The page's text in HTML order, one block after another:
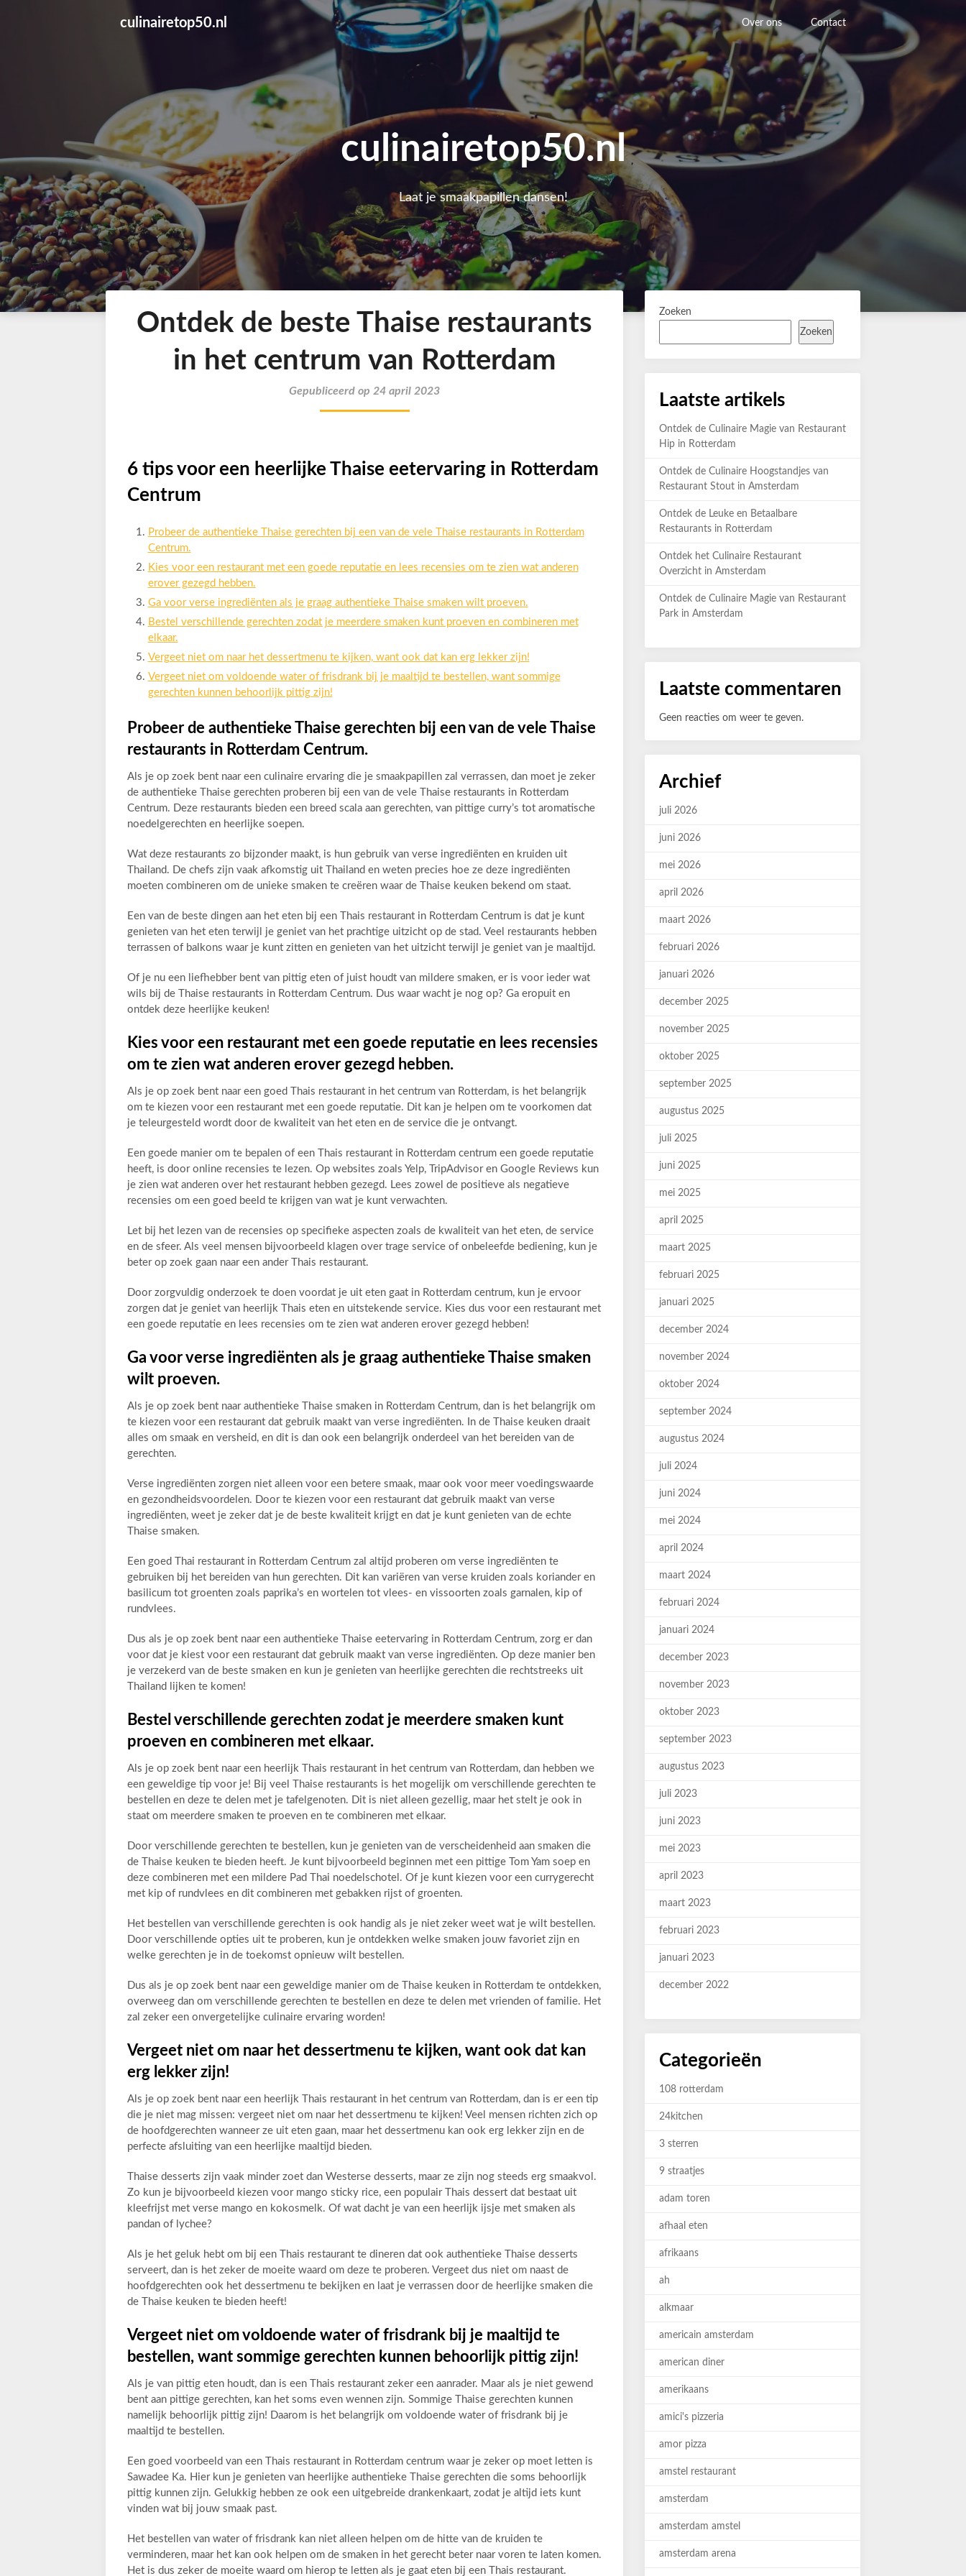
culinairetop50.nl Over ons Contact
culinairetop50.nl
Laat je smaakpapillen dansen!
Ontdek de beste Thaise restaurants
in het centrum van Rotterdam
Gepubliceerd op 24 april 2023
6 tips voor een heerlijke Thaise eetervaring in Rotterdam
Centrum
Probeer de authentieke Thaise gerechten bij een van de vele Thaise restaurants in Rotterdam
Centrum.
Kies voor een restaurant met een goede reputatie en lees recensies om te zien wat anderen
erover gezegd hebben.
Ga voor verse ingrediënten als je graag authentieke Thaise smaken wilt proeven.
Bestel verschillende gerechten zodat je meerdere smaken kunt proeven en combineren met
elkaar.
Vergeet niet om naar het dessertmenu te kijken, want ook dat kan erg lekker zijn!
Vergeet niet om voldoende water of frisdrank bij je maaltijd te bestellen, want sommige
gerechten kunnen behoorlijk pittig zijn!
Probeer de authentieke Thaise gerechten bij een van de vele Thaise
restaurants in Rotterdam Centrum.
Als je op zoek bent naar een culinaire ervaring die je smaakpapillen zal verrassen, dan moet je zeker
de authentieke Thaise gerechten proberen bij een van de vele Thaise restaurants in Rotterdam
Centrum. Deze restaurants bieden een breed scala aan gerechten, van pittige curry’s tot aromatische
noedelgerechten en heerlijke soepen.
Wat deze restaurants zo bijzonder maakt, is hun gebruik van verse ingrediënten en kruiden uit
Thailand. De chefs zijn vaak afkomstig uit Thailand en weten precies hoe ze deze ingrediënten
moeten combineren om de unieke smaken te creëren waar de Thaise keuken bekend om staat.
Een van de beste dingen aan het eten bij een Thais restaurant in Rotterdam Centrum is dat je kunt
genieten van het eten terwijl je geniet van het prachtige uitzicht op de stad. Veel restaurants hebben
terrassen of balkons waar je kunt zitten en genieten van het uitzicht terwijl je geniet van je maaltijd.
Of je nu een liefhebber bent van pittig eten of juist houdt van mildere smaken, er is voor ieder wat
wils bij de Thaise restaurants in Rotterdam Centrum. Dus waar wacht je nog op? Ga eropuit en
ontdek deze heerlijke keuken!
Kies voor een restaurant met een goede reputatie en lees recensies
om te zien wat anderen erover gezegd hebben.
Als je op zoek bent naar een goed Thais restaurant in het centrum van Rotterdam, is het belangrijk
om te kiezen voor een restaurant met een goede reputatie. Dit kan je helpen om te voorkomen dat
je teleurgesteld wordt door de kwaliteit van het eten en de service die je ontvangt.
Een goede manier om te bepalen of een Thais restaurant in Rotterdam centrum een goede reputatie
heeft, is door online recensies te lezen. Op websites zoals Yelp, TripAdvisor en Google Reviews kun
je zien wat anderen over het restaurant hebben gezegd. Lees zowel de positieve als negatieve
recensies om een goed beeld te krijgen van wat je kunt verwachten.
Let bij het lezen van de recensies op specifieke aspecten zoals de kwaliteit van het eten, de service
en de sfeer. Als veel mensen bijvoorbeeld klagen over trage service of onbeleefde bediening, kun je
beter op zoek gaan naar een ander Thais restaurant.
Door zorgvuldig onderzoek te doen voordat je uit eten gaat in Rotterdam centrum, kun je ervoor
zorgen dat je geniet van heerlijk Thais eten en uitstekende service. Kies dus voor een restaurant met
een goede reputatie en lees recensies om te zien wat anderen erover gezegd hebben!
Ga voor verse ingrediënten als je graag authentieke Thaise smaken
wilt proeven.
Als je op zoek bent naar authentieke Thaise smaken in Rotterdam Centrum, dan is het belangrijk om
te kiezen voor een restaurant dat gebruik maakt van verse ingrediënten. In de Thaise keuken draait
alles om smaak en versheid, en dit is dan ook een belangrijk onderdeel van het bereiden van de
gerechten.
Verse ingrediënten zorgen niet alleen voor een betere smaak, maar ook voor meer voedingswaarde
en gezondheidsvoordelen. Door te kiezen voor een restaurant dat gebruik maakt van verse
ingrediënten, weet je zeker dat je de beste kwaliteit krijgt en dat je kunt genieten van de echte
Thaise smaken.
Een goed Thai restaurant in Rotterdam Centrum zal altijd proberen om verse ingrediënten te
gebruiken bij het bereiden van hun gerechten. Dit kan variëren van verse kruiden zoals koriander en
basilicum tot groenten zoals paprika’s en wortelen tot vlees- en vissoorten zoals garnalen, kip of
rundvlees.
Dus als je op zoek bent naar een authentieke Thaise eetervaring in Rotterdam Centrum, zorg er dan
voor dat je kiest voor een restaurant dat gebruik maakt van verse ingrediënten. Op deze manier ben
je verzekerd van de beste smaken en kun je genieten van heerlijke gerechten die rechtstreeks uit
Thailand lijken te komen!
Bestel verschillende gerechten zodat je meerdere smaken kunt
proeven en combineren met elkaar.
Als je op zoek bent naar een heerlijk Thais restaurant in het centrum van Rotterdam, dan hebben we
een geweldige tip voor je! Bij veel Thaise restaurants is het mogelijk om verschillende gerechten te
bestellen en deze te delen met je tafelgenoten. Dit is niet alleen gezellig, maar het stelt je ook in
staat om meerdere smaken te proeven en te combineren met elkaar.
Door verschillende gerechten te bestellen, kun je genieten van de verscheidenheid aan smaken die
de Thaise keuken te bieden heeft. Je kunt bijvoorbeeld beginnen met een pittige Tom Yam soep en
deze combineren met een mildere Pad Thai noedelschotel. Of je kunt kiezen voor een currygerecht
met kip of rundvlees en dit combineren met gebakken rijst of groenten.
Het bestellen van verschillende gerechten is ook handig als je niet zeker weet wat je wilt bestellen.
Door verschillende opties uit te proberen, kun je ontdekken welke smaken jouw favoriet zijn en
welke gerechten je in de toekomst opnieuw wilt bestellen.
Dus als je op zoek bent naar een geweldige manier om de Thaise keuken in Rotterdam te ontdekken,
overweeg dan om verschillende gerechten te bestellen en deze te delen met vrienden of familie. Het
zal zeker een onvergetelijke culinaire ervaring worden!
Vergeet niet om naar het dessertmenu te kijken, want ook dat kan
erg lekker zijn!
Als je op zoek bent naar een heerlijk Thais restaurant in het centrum van Rotterdam, dan is er een tip
die je niet mag missen: vergeet niet om naar het dessertmenu te kijken! Veel mensen richten zich op
de hoofdgerechten wanneer ze uit eten gaan, maar het dessertmenu kan ook erg lekker zijn en de
perfecte afsluiting van een heerlijke maaltijd bieden.
Thaise desserts zijn vaak minder zoet dan Westerse desserts, maar ze zijn nog steeds erg smaakvol.
Zo kun je bijvoorbeeld kiezen voor mango sticky rice, een populair Thais dessert dat bestaat uit
kleefrijst met verse mango en kokosmelk. Of wat dacht je van een heerlijk ijsje met smaken als
pandan of lychee?
Als je het geluk hebt om bij een Thais restaurant te dineren dat ook authentieke Thaise desserts
serveert, dan is het zeker de moeite waard om deze te proberen. Vergeet dus niet om naast de
hoofdgerechten ook het dessertmenu te bekijken en laat je verrassen door de heerlijke smaken die
de Thaise keuken te bieden heeft!
Vergeet niet om voldoende water of frisdrank bij je maaltijd te
bestellen, want sommige gerechten kunnen behoorlijk pittig zijn!
Als je van pittig eten houdt, dan is een Thais restaurant zeker een aanrader. Maar als je niet gewend
bent aan pittige gerechten, kan het soms even wennen zijn. Sommige Thaise gerechten kunnen
namelijk behoorlijk pittig zijn! Daarom is het belangrijk om voldoende water of frisdrank bij je
maaltijd te bestellen.
Een goed voorbeeld van een Thais restaurant in Rotterdam centrum waar je zeker op moet letten is
Sawadee Ka. Hier kun je genieten van heerlijke authentieke Thaise gerechten die soms behoorlijk
pittig kunnen zijn. Gelukkig hebben ze ook een uitgebreide drankenkaart, zodat je altijd iets kunt
vinden wat bij jouw smaak past.
Het bestellen van water of frisdrank kan niet alleen helpen om de hitte van de kruiden te
verminderen, maar het kan ook helpen om de smaken in het gerecht beter naar voren te laten komen.
Het is dus zeker de moeite waard om hierop te letten als je gaat eten bij een Thais restaurant.
Zoeken
Zoeken
Laatste artikels
Ontdek de Culinaire Magie van Restaurant
Hip in Rotterdam
Ontdek de Culinaire Hoogstandjes van
Restaurant Stout in Amsterdam
Ontdek de Leuke en Betaalbare
Restaurants in Rotterdam
Ontdek het Culinaire Restaurant
Overzicht in Amsterdam
Ontdek de Culinaire Magie van Restaurant
Park in Amsterdam
Laatste commentaren
Geen reacties om weer te geven.
Archief
juli 2026
juni 2026
mei 2026
april 2026
maart 2026
februari 2026
januari 2026
december 2025
november 2025
oktober 2025
september 2025
augustus 2025
juli 2025
juni 2025
mei 2025
april 2025
maart 2025
februari 2025
januari 2025
december 2024
november 2024
oktober 2024
september 2024
augustus 2024
juli 2024
juni 2024
mei 2024
april 2024
maart 2024
februari 2024
januari 2024
december 2023
november 2023
oktober 2023
september 2023
augustus 2023
juli 2023
juni 2023
mei 2023
april 2023
maart 2023
februari 2023
januari 2023
december 2022
Categorieën
108 rotterdam
24kitchen
3 sterren
9 straatjes
adam toren
afhaal eten
afrikaans
ah
alkmaar
americain amsterdam
american diner
amerikaans
amici's pizzeria
amor pizza
amstel restaurant
amsterdam
amsterdam amstel
amsterdam arena